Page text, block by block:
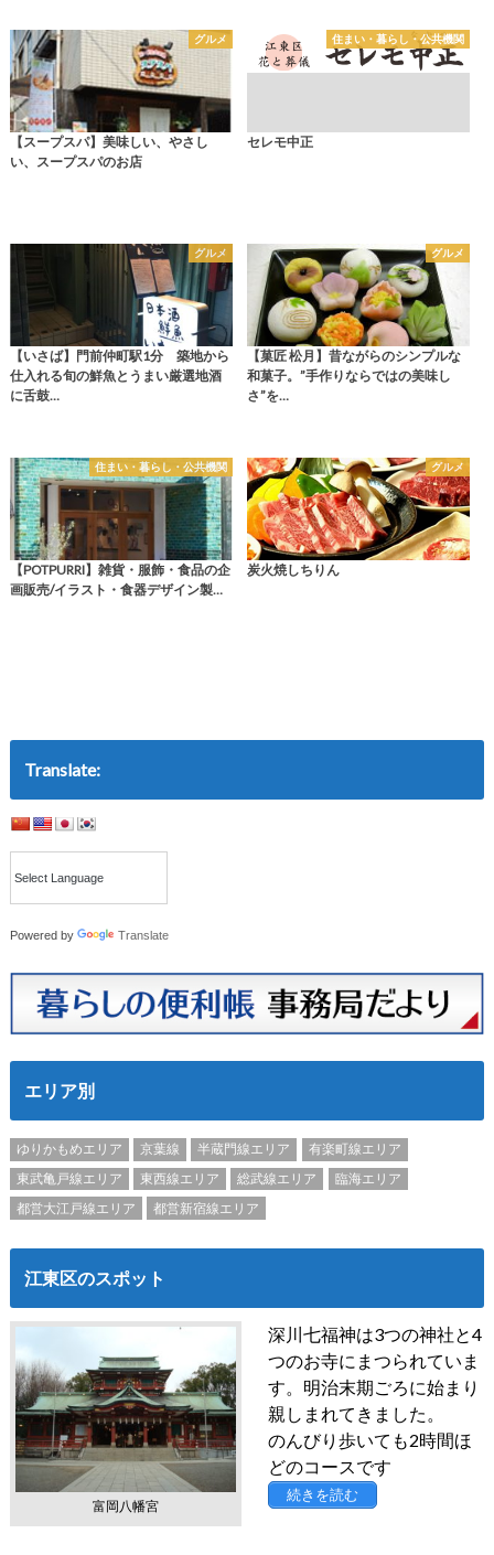
グルメ
【スープスパ】美味しい、やさし
い、スープスパのお店
住まい・暮らし・公共機関
セレモ中正
グルメ
【いさば】門前仲町駅1分 築地から
仕入れる旬の鮮魚とうまい厳選地酒
に舌鼓…
グルメ
【菓匠 松月】昔ながらのシンプルな
和菓子。”手作りならではの美味し
さ”を…
住まい・暮らし・公共機関
【POTPURRI】雑貨・服飾・食品の企
画販売/イラスト・食器デザイン製…
グルメ
炭火焼しちりん
Translate:
Powered by Translate
エリア別
ゆりかもめエリア 京葉線 半蔵門線エリア
有楽町線エリア
東武亀戸線エリア
東西線エリア 総武線エリア
臨海エリア
都営大江戸線エリア
都営新宿線エリア
江東区のスポット
富岡八幡宮
深川七福神は3つの神社と4
つのお寺にまつられていま
す。明治末期ごろに始まり
親しまれてきました。
のんびり歩いても2時間ほ
どのコースです
続きを読む